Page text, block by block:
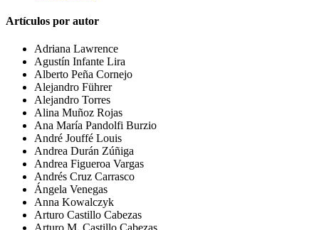
Artículos por autor
Adriana Lawrence
Agustín Infante Lira
Alberto Peña Cornejo
Alejandro Führer
Alejandro Torres
Alina Muñoz Rojas
Ana María Pandolfi Burzio
André Jouffé Louis
Andrea Durán Zúñiga
Andrea Figueroa Vargas
Andrés Cruz Carrasco
Ángela Venegas
Anna Kowalczyk
Arturo Castillo Cabezas